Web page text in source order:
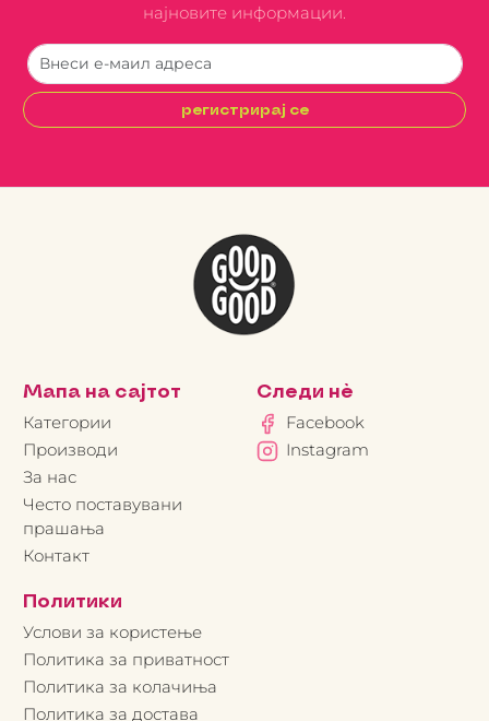
најновите информации.
регистрирај се
Мапа на сајтот
Категории
Производи
За нас
Често поставувани
прашања
Контакт
Политики
Услови за користење
Политика за приватност
Политика за колачиња
Политика за достава
Следи нè
Facebook
Instagram